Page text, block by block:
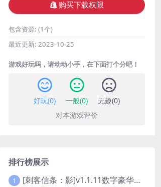
购买下载权限
包含资源: (1个)
最近更新: 2023-10-25
游戏好玩吗，请动动小手，在下面打个分吧！
好玩(0) 一般(0) 无趣(0)
对本游戏评价
排行榜展示
1 [刺客信条：影]v1.1.11数字豪华版全DLC